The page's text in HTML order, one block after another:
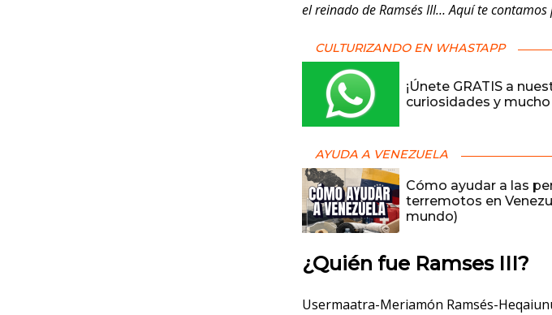
el reinado de Ramsés III… Aquí te
CULTURIZANDO EN WHASTAPP
¡Únete GRATIS a
curiosidades y
AYUDA A VENEZUELA
Cómo ayudar a las
terremotos en
mundo)
¿Quién fue Ramses III?
Usermaatra-Meriamón Ramsés-